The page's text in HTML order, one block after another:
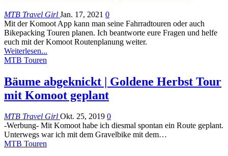
MTB Travel Girl Jan. 17, 2021 0
Mit der Komoot App kann man seine Fahrradtouren oder auch
Bikepacking Touren planen. Ich beantworte eure Fragen und helfe
euch mit der Komoot Routenplanung weiter.
Weiterlesen...
MTB Touren
Bäume abgeknickt | Goldene Herbst Tour
mit Komoot geplant
MTB Travel Girl Okt. 25, 2019 0
-Werbung- Mit Komoot habe ich diesmal spontan ein Route geplant.
Unterwegs war ich mit dem Gravelbike mit dem…
MTB Touren